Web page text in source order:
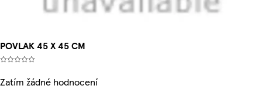
POVLAK 45 X 45 CM
Zatím žádné hodnocení